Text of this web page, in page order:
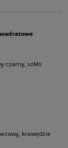
czarny, szkło
krawędzie